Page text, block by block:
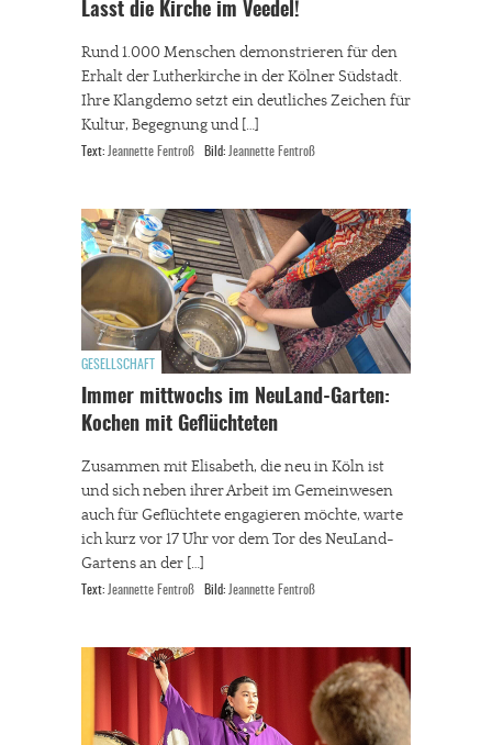
Lasst die Kirche im Veedel!
Rund 1.000 Menschen demonstrieren für den
Erhalt der Lutherkirche in der Kölner Südstadt.
Ihre Klangdemo setzt ein deutliches Zeichen für
Kultur, Begegnung und […]
Text: Jeannette Fentroß Bild: Jeannette Fentroß
GESELLSCHAFT
Immer mittwochs im NeuLand-Garten:
Kochen mit Geflüchteten
Zusammen mit Elisabeth, die neu in Köln ist
und sich neben ihrer Arbeit im Gemeinwesen
auch für Geflüchtete engagieren möchte, warte
ich kurz vor 17 Uhr vor dem Tor des NeuLand-
Gartens an der […]
Text: Jeannette Fentroß Bild: Jeannette Fentroß